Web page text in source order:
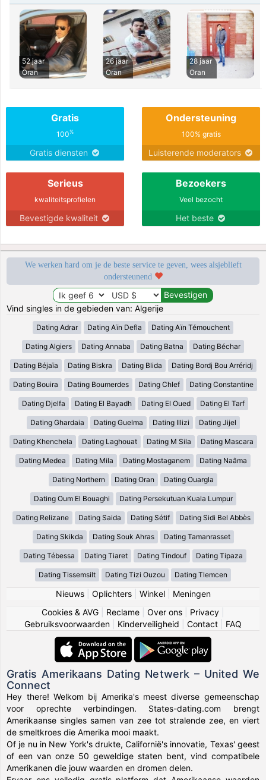
52 jaar
Oran
26 jaar
Oran
28 jaar
Oran
Gratis
100%
Gratis diensten
Ondersteuning
100% gratis
Luisterende moderators
Serieus
kwaliteitsprofielen
Bevestigde kwaliteit
Bezoekers
Veel bezocht
Het beste
We werken hard om je de beste service te geven, wees alsjeblieft
ondersteunend
Vind singles in de gebieden van: Algerije
Dating Adrar Dating Aïn Defla Dating Aïn Témouchent
Dating Algiers Dating Annaba Dating Batna Dating Béchar
Dating Béjaïa Dating Biskra Dating Blida Dating Bordj Bou Arréridj
Dating Bouira Dating Boumerdes Dating Chlef Dating Constantine
Dating Djelfa Dating El Bayadh Dating El Oued Dating El Tarf
Dating Ghardaia Dating Guelma Dating Illizi Dating Jijel
Dating Khenchela Dating Laghouat Dating M Sila Dating Mascara
Dating Medea Dating Mila Dating Mostaganem Dating Naâma
Dating Northern Dating Oran Dating Ouargla
Dating Oum El Bouaghi Dating Persekutuan Kuala Lumpur
Dating Relizane Dating Saida Dating Sétif Dating Sidi Bel Abbès
Dating Skikda Dating Souk Ahras Dating Tamanrasset
Dating Tébessa Dating Tiaret Dating Tindouf Dating Tipaza
Dating Tissemsilt Dating Tizi Ouzou Dating Tlemcen
Nieuws| Oplichters| Winkel| Meningen
Cookies & AVG
Reclame Over ons Privacy
Gebruiksvoorwaarden
Kinderveiligheid Contact FAQ
Gratis Amerikaans Dating Netwerk – United We
Connect
Hey there! Welkom bij Amerika's meest diverse gemeenschap
voor oprechte verbindingen. States-dating.com brengt
Amerikaanse singles samen van zee tot stralende zee, en viert
de smeltkroes die Amerika mooi maakt.
Of je nu in New York's drukte, Californië's innovatie, Texas' geest
of een van onze 50 geweldige staten bent, vind compatibele
Amerikanen die jouw waarden en dromen delen.